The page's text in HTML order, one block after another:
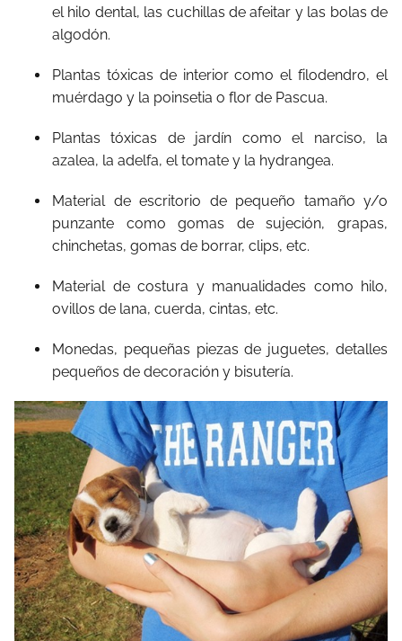
el hilo dental, las cuchillas de afeitar y las bolas de
algodón.
Plantas tóxicas de interior como el filodendro, el
muérdago y la poinsetia o flor de Pascua.
Plantas tóxicas de jardín como el narciso, la
azalea, la adelfa, el tomate y la hydrangea.
Material de escritorio de pequeño tamaño y/o
punzante como gomas de sujeción, grapas,
chinchetas, gomas de borrar, clips, etc.
Material de costura y manualidades como hilo,
ovillos de lana, cuerda, cintas, etc.
Monedas, pequeñas piezas de juguetes, detalles
pequeños de decoración y bisutería.